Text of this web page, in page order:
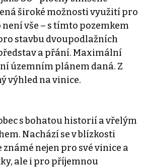
široké možnosti využití pro
není vše – s tímto pozemkem
stavbu dvoupodlažních
a přání. Maximální
územním plánem daná. Z
výhled na vinice.
s bohatou historií a vřelým
Nachází se v blízkosti
nejen pro své vinice a
ale i pro příjemnou